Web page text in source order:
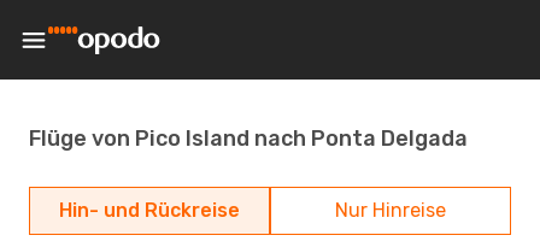
Flüge von Pico Island nach Ponta Delgada
Hin- und Rückreise Nur Hinreise